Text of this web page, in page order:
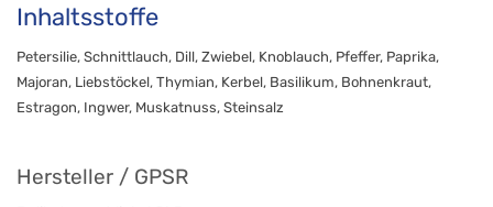
Inhaltsstoffe
Petersilie, Schnittlauch, Dill, Zwiebel, Knoblauch, Pfeffer, Paprika,
Majoran, Liebstöckel, Thymian, Kerbel, Basilikum, Bohnenkraut,
Estragon, Ingwer, Muskatnuss, Steinsalz
Hersteller / GPSR